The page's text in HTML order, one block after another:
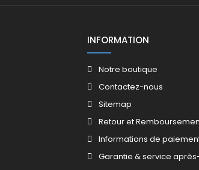
INFORMATION
Notre boutique
Contactez-nous
Sitemap
Retour et
Informations de
Garantie & service